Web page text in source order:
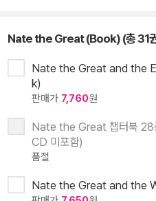
Nate the Great (Book) (총 31
Nate the Great and the
k)
판매가 7,760원
Nate the Great 챕터북
CD 미포함)
품절
Nate the Great and the